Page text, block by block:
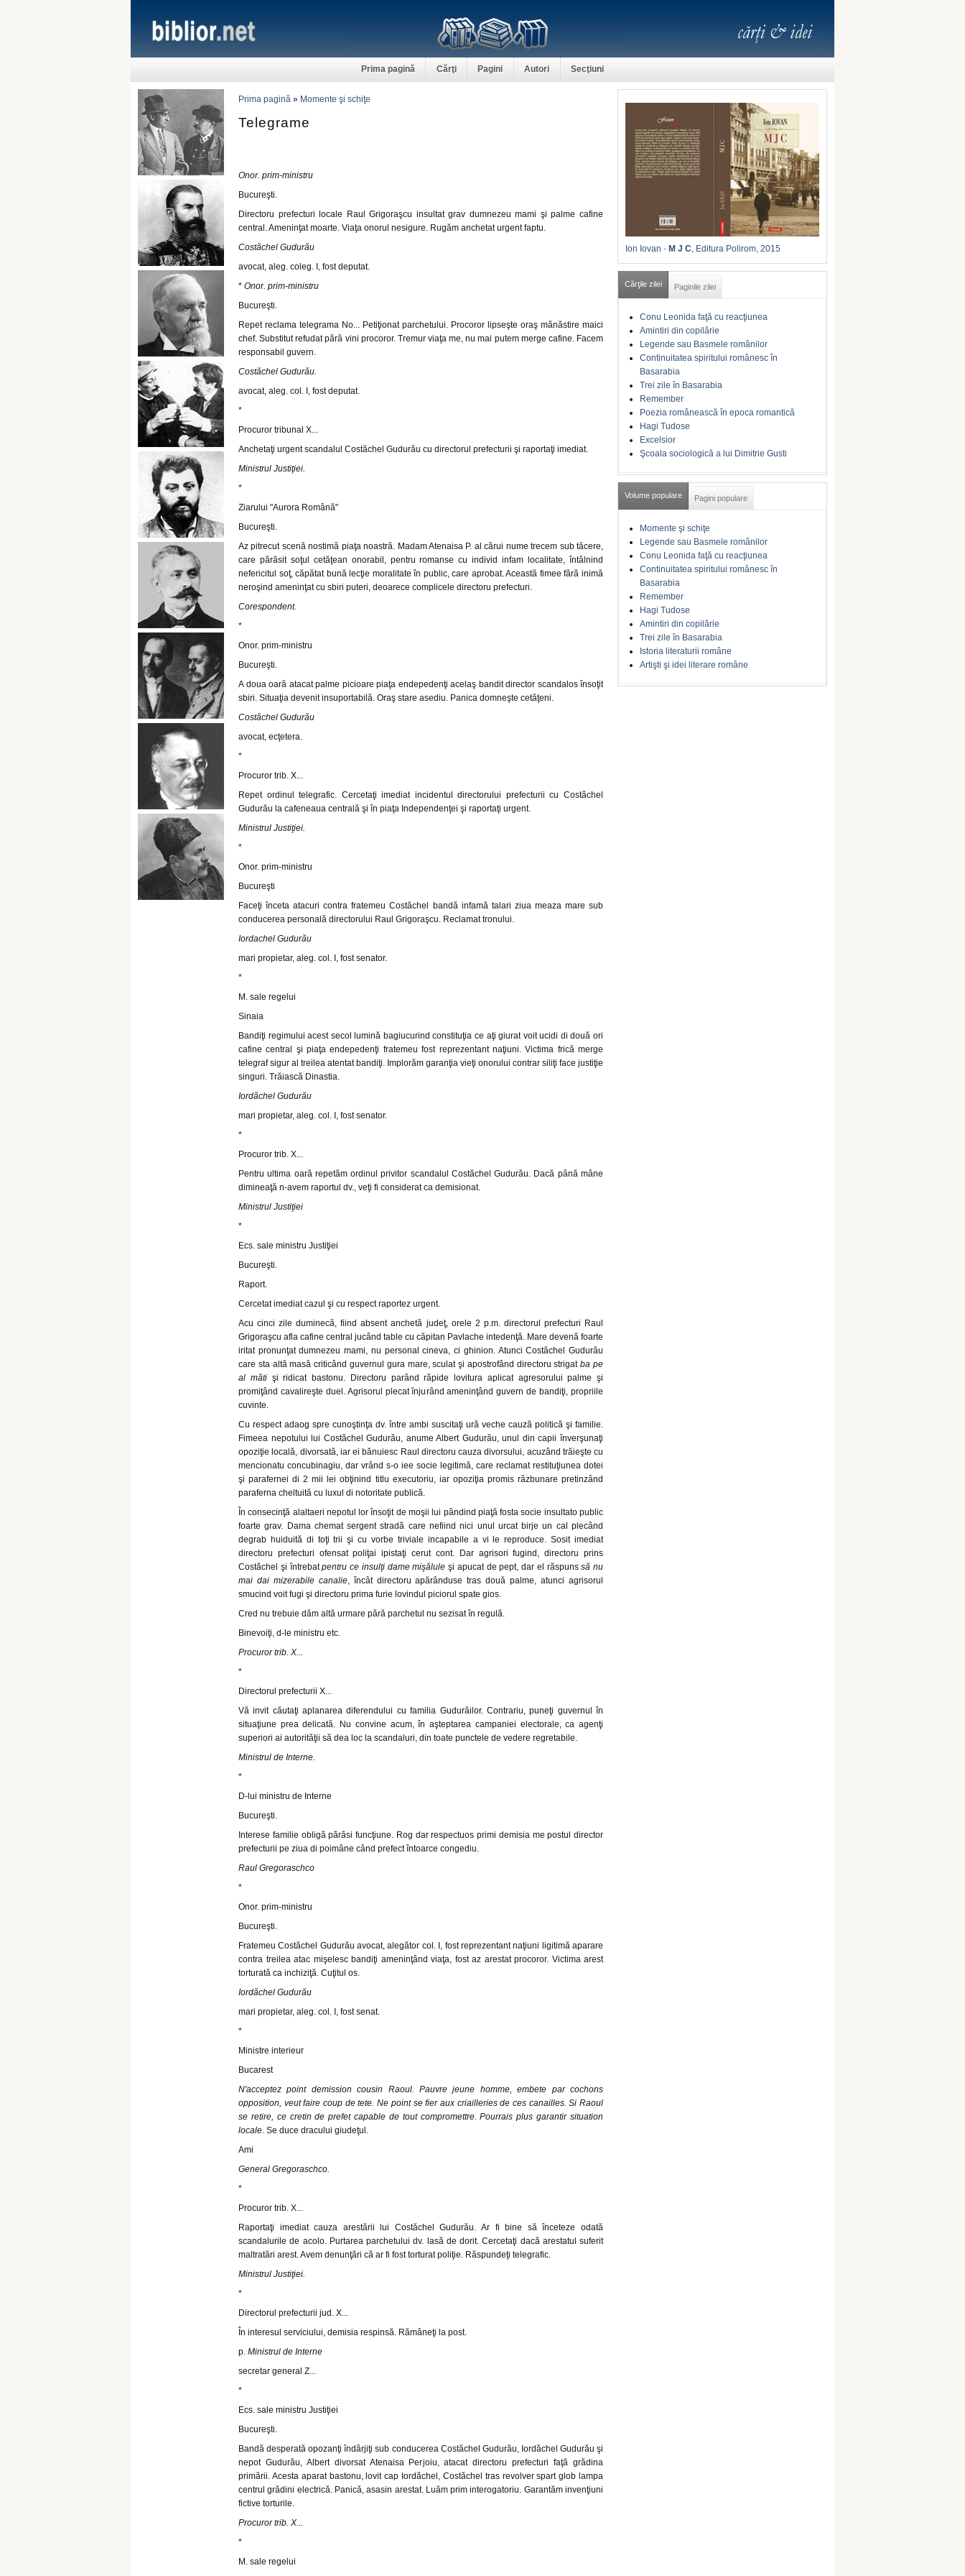
Prima pagină Cărţi Pagini Autori Secţiuni
Prima pagină » Momente şi schiţe
Telegrame
Onor. prim-ministru
Bucureşti.
Directoru prefecturi locale Raul Grigoraşcu insultat grav dumnezeu mami şi palme cafine
central. Ameninţat moarte. Viaţa onorul nesigure. Rugăm anchetat urgent faptu.
Costăchel Gudurău
avocat, aleg. coleg. I, fost deputat.
* Onor. prim-ministru
Bucureşti.
Repet reclama telegrama No... Petiţionat parchetului. Procoror lipseşte oraş mănăstire maici
chef. Substitut refudat pără vini procoror. Tremur viaţa me, nu mai putem merge cafine. Facem
responsabil guvern.
Costăchel Gudurău.
avocat, aleg. col. I, fost deputat.
*
Procuror tribunal X...
Anchetaţi urgent scandalul Costăchel Gudurău cu directorul prefecturii şi raportaţi imediat.
Ministrul Justiţiei.
*
Ziarului "Aurora Română"
Bucureşti.
Az pitrecut scenă nostimă piaţa noastră. Madam Atenaisa P. al cărui nume trecem sub tăcere,
care părăsit soţul cetăţean onorabil, pentru romanse cu individ infam localitate, întâlnind
nefericitul soţ, căpătat bună lecţie moralitate în public, care aprobat. Această fimee fără inimă
neroşind ameninţat cu sbiri puteri, deoarece complicele directoru prefecturi.
Corespondent.
*
Onor. prim-ministru
Bucureşti.
A doua oară atacat palme picioare piaţa endepedenţi acelaş bandit director scandalos însoţit
sbiri. Situaţia devenit insuportabilă. Oraş stare asediu. Panica domneşte cetăţeni.
Costăchel Gudurău
avocat, ecţetera.
*
Procuror trib. X...
Repet ordinul telegrafic. Cercetaţi imediat incidentul directorului prefecturii cu Costăchel
Gudurău la cafeneaua centrală şi în piaţa Independenţei şi raportaţi urgent.
Ministrul Justiţiei.
*
Onor. prim-ministru
Bucureşti
Faceţi înceta atacuri contra fratemeu Costăchel bandă infamă talari ziua meaza mare sub
conducerea personală directorului Raul Grigoraşcu. Reclamat tronului.
Iordachel Gudurău
mari propietar, aleg. col. I, fost senator.
*
M. sale regelui
Sinaia
Bandiţi regimului acest secol lumină bagiucurind constituţia ce aţi giurat voit ucidi di două ori
cafine central şi piaţa endepedenţi fratemeu fost reprezentant naţiuni. Victima frică merge
telegraf sigur al treilea atentat bandiţi. Implorăm garanţia vieţi onorului contrar siliţi face justiţie
singuri. Trăiască Dinastia.
Iordăchel Gudurău
mari propietar, aleg. col. I, fost senator.
*
Procuror trib. X...
Pentru ultima oară repetăm ordinul privitor scandalul Costăchel Gudurău. Dacă până mâne
dimineaţă n-avem raportul dv., veţi fi considerat ca demisionat.
Ministrul Justiţiei
*
Ecs. sale ministru Justiţiei
Bucureşti.
Raport.
Cercetat imediat cazul şi cu respect raportez urgent.
Acu cinci zile duminecă, fiind absent anchetă judeţ, orele 2 p.m. directorul prefecturi Raul
Grigoraşcu afla cafine central jucând table cu căpitan Pavlache intedenţă. Mare devenă foarte
iritat pronunţat dumnezeu mami, nu personal cineva, ci ghinion. Atunci Costăchel Gudurău
care sta altă masă criticând guvernul gura mare, sculat şi apostrofând directoru strigatba pe
al mătişi ridicat bastonu. Directoru parând răpide lovitura aplicat agresorului palme şi
promiţând cavalireşte duel. Agrisorul plecat înjurând ameninţând guvern de bandiţi, propriile
cuvinte.
Cu respect adaog spre cunoştinţa dv. între ambi suscitaţi ură veche cauză politică şi familie.
Fimeea nepotului lui Costăchel Gudurău, anume Albert Gudurău, unul din capii înverşunaţi
opoziţie locală, divorsată, iar ei bănuiesc Raul directoru cauza divorsului, acuzând trăieşte cu
mencionatu concubinagiu, dar vrând s-o iee socie legitimă, care reclamat restituţiunea dotei
şi parafernei di 2 mii lei obţinind titlu executoriu, iar opoziţia promis răzbunare pretinzând
paraferna cheltuită cu luxul di notoritate publică.
În consecinţă alaltaeri nepotul lor însoţit de moşii lui pândind piaţă fosta socie insultato public
foarte grav. Dama chemat sergent stradă care nefiind nici unul urcat birje un cal plecând
degrab huiduită di toţi trii şi cu vorbe triviale incapabile a vi le reproduce. Sosit imediat
directoru prefecturi ofensat poliţai ipistaţi cerut cont. Dar agrisori fugind, directoru prins
Costăchel şi întrebatpentru ce insulţi dame mişălule şi apucat de pept, dar el răspunssă nu
mai dai mizerabile canalie, încât directoru apărânduse tras două palme, atunci agrisorul
smucind voit fugi şi directoru prima furie lovindul piciorul spate gios.
Cred nu trebuie dăm altă urmare pără parchetul nu sezisat în regulă.
Binevoiţi, d-le ministru etc.
Procuror trib. X...
*
Directorul prefecturii X...
Vă invit căutaţi aplanarea diferendului cu familia Gudurăilor. Contrariu, puneţi guvernul în
situaţiune prea delicată. Nu convine acum, în aşteptarea campaniei electorale, ca agenţi
superiori ai autorităţii să dea loc la scandaluri, din toate punctele de vedere regretabile.
Ministrul de Interne.
*
D-lui ministru de Interne
Bucureşti.
Interese familie obligă părăsi funcţiune. Rog dar respectuos primi demisia me postul director
prefecturii pe ziua di poimâne când prefect întoarce congediu.
Raul Gregoraschco
*
Onor. prim-ministru
Bucureşti.
Fratemeu Costăchel Gudurău avocat, alegător col. I, fost reprezentant naţiuni ligitimă aparare
contra treilea atac mişelesc bandiţi ameninţând viaţa, fost az arestat procoror. Victima arest
torturată ca inchiziţă. Cuţitul os.
Iordăchel Gudurău
mari propietar, aleg. col. I, fost senat.
*
Ministre interieur
Bucarest
N'acceptez point demission cousin Raoul. Pauvre jeune homme, embete par cochons
opposition, veut faire coup de tete. Ne point se fier aux criailleries de ces canailles. Si Raoul
se retire, ce cretin de prefet capable de tout compromettre. Pourrais plus garantir situation
locale. Se duce dracului giudeţul.
Ami
General Gregoraschco.
*
Procuror trib. X...
Raportaţi imediat cauza arestării lui Costăchel Gudurău. Ar fi bine să înceteze odată
scandalurile de acolo. Purtarea parchetului dv. lasă de dorit. Cercetaţi dacă arestatul suferit
maltratări arest. Avem denunţări că ar fi fost torturat poliţie. Răspundeţi telegrafic.
Ministrul Justiţiei.
*
Directorul prefecturii jud. X...
În interesul serviciului, demisia respinsă. Rămâneţi la post.
p. Ministrul de Interne
secretar general Z...
*
Ecs. sale ministru Justiţiei
Bucureşti.
Bandă desperată opozanţi îndârjiţi sub conducerea Costăchel Gudurău, Iordăchel Gudurău şi
nepot Gudurău, Albert divorsat Atenaisa Perjoiu, atacat directoru prefecturi faţă grădina
primării. Acesta aparat bastonu, lovit cap Iordăchel, Costăchel tras revolver spart glob lampa
centrul grădini electrică. Panică, asasin arestat. Luăm prim interogatoriu. Garantăm invenţiuni
fictive torturile.
Procuror trib. X...
*
M. sale regelui
Ion Iovan - M J C, Editura Polirom, 2015
Cărţile zilei Paginile zilei
Conu Leonida faţă cu reacţiunea
Amintiri din copilărie
Legende sau Basmele românilor
Continuitatea spiritului românesc în
Basarabia
Trei zile în Basarabia
Remember
Poezia românească în epoca romantică
Hagi Tudose
Excelsior
Şcoala sociologică a lui Dimitrie Gusti
Volume populare Pagini populare
Momente şi schiţe
Legende sau Basmele românilor
Conu Leonida faţă cu reacţiunea
Continuitatea spiritului românesc în
Basarabia
Remember
Hagi Tudose
Amintiri din copilărie
Trei zile în Basarabia
Istoria literaturii române
Artişti şi idei literare române